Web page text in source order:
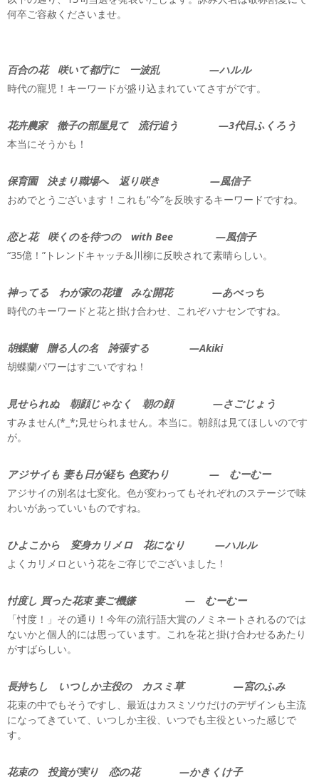
何卒ご容赦くださいませ。
百合の花 咲いて都庁に 一波乱 —ハルル
時代の寵児！キーワードが盛り込まれていてさすがです。
花卉農家 徹子の部屋見て 流行追う —3代目ふくろう
本当にそうかも！
保育園 決まり職場へ 返り咲き —風信子
おめでとうございます！これも“今”を反映するキーワードですね。
恋と花 咲くのを待つの with Bee —風信子
“35億！”トレンドキャッチ&川柳に反映されて素晴らしい。
神ってる わが家の花壇 みな開花 —あべっち
時代のキーワードと花と掛け合わせ、これぞハナセンですね。
胡蝶蘭 贈る人の名 誇張する —Akiki
胡蝶蘭パワーはすごいですね！
見せられぬ 朝顔じゃなく 朝の顔 —さごじょう
すみません(*_*;見せられません。本当に。朝顔は見てほしいのです
が。
アジサイも 妻も日が経ち 色変わり — むーむー
アジサイの別名は七変化。色が変わってもそれぞれのステージで味
わいがあっていいものですね。
ひよこから 変身カリメロ 花になり —ハルル
よくカリメロという花をご存じでございました！
忖度し 買った花束 妻ご機嫌 — むーむー
「忖度！」その通り！今年の流行語大賞のノミネートされるのでは
ないかと個人的には思っています。これを花と掛け合わせるあたり
がすばらしい。
長持ちし いつしか主役の カスミ草 —宮のふみ
花束の中でもそうですし、最近はカスミソウだけのデザインも主流
になってきていて、いつしか主役、いつでも主役といった感じで
す。
花束の 投資が実り 恋の花 —かきくけ子